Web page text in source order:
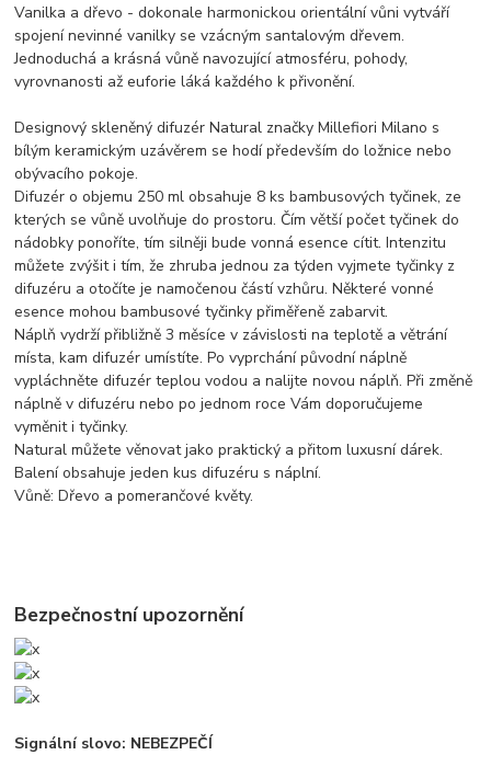
Vanilka a dřevo - dokonale harmonickou orientální vůni vytváří
spojení nevinné vanilky se vzácným santalovým dřevem.
Jednoduchá a krásná vůně navozující atmosféru, pohody,
vyrovnanosti až euforie láká každého k přivonění.
Designový skleněný difuzér Natural značky Millefiori Milano s
bílým keramickým uzávěrem se hodí především do ložnice nebo
obývacího pokoje.
Difuzér o objemu 250 ml obsahuje 8 ks bambusových tyčinek, ze
kterých se vůně uvolňuje do prostoru. Čím větší počet tyčinek do
nádobky ponoříte, tím silněji bude vonná esence cítit. Intenzitu
můžete zvýšit i tím, že zhruba jednou za týden vyjmete tyčinky z
difuzéru a otočíte je namočenou částí vzhůru. Některé vonné
esence mohou bambusové tyčinky přiměřeně zabarvit.
Náplň vydrží přibližně 3 měsíce v závislosti na teplotě a větrání
místa, kam difuzér umístíte. Po vyprchání původní náplně
vypláchněte difuzér teplou vodou a nalijte novou náplň. Při změně
náplně v difuzéru nebo po jednom roce Vám doporučujeme
vyměnit i tyčinky.
Natural můžete věnovat jako praktický a přitom luxusní dárek.
Balení obsahuje jeden kus difuzéru s náplní.
Vůně: Dřevo a pomerančové květy.
Bezpečnostní upozornění
Signální slovo: NEBEZPEČÍ